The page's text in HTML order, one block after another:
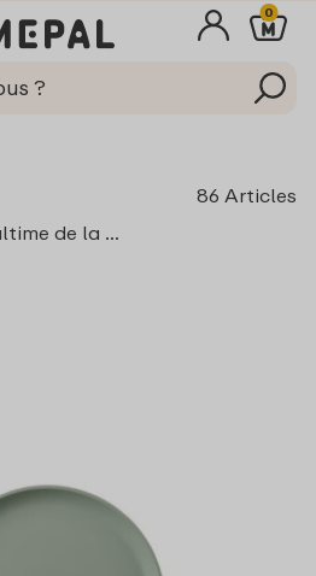
0
86 Articles
Découvrez le confort ultime de la vaisselle extérieure Mepal, conçue pour les aventuriers et les amateurs de moments en plein air. Avec notre vaisselle de haute qualité, alliez durabilité et style pour savourer de délicieux repas en extérieur. Parcourez notre gamme d'assiettes et gobelets en plastique, parfaits pour toutes vos activités en plein air.